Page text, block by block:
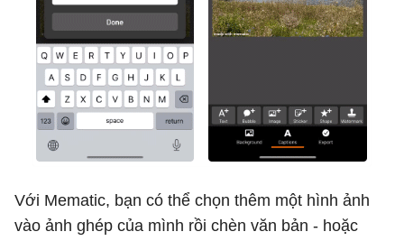
Với Mematic, bạn có thể chọn thêm một hình ảnh
vào ảnh ghép của mình rồi chèn văn bản - hoặc